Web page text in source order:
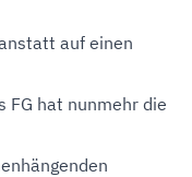
auf einen
FG hat nunmehr die